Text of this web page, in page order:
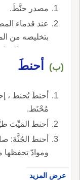
مصدر حنَّطَ.
عند قدماء
بتخليصه من
جوفه بموادّ
وغيرها
(ب) أحنطَ
أحنطَ يُحنط ،
مُحْنَط.
أحنط المَيِّتَ
أحنط الجُثَّةَ:
وموادّ تحفظها
عرض المزيد